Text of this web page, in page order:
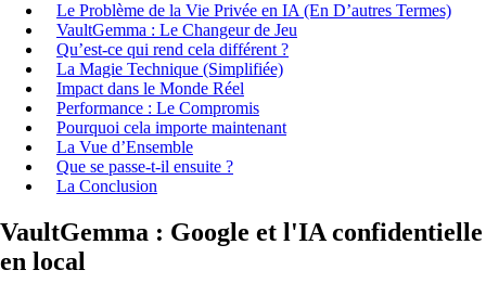
Le Problème de la Vie Privée en IA (En D’autres Termes)
VaultGemma : Le Changeur de Jeu
Qu’est-ce qui rend cela différent ?
La Magie Technique (Simplifiée)
Impact dans le Monde Réel
Performance : Le Compromis
Pourquoi cela importe maintenant
La Vue d’Ensemble
Que se passe-t-il ensuite ?
La Conclusion
VaultGemma : Google et l'IA confidentielle
en local